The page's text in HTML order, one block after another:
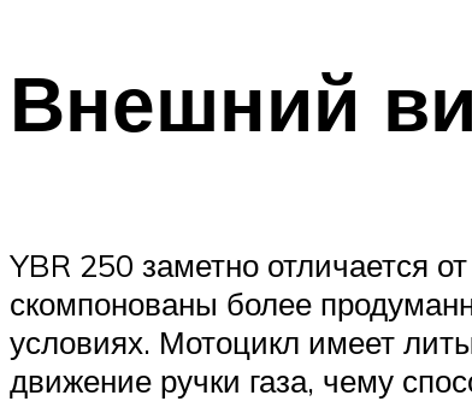
Внешний
YBR 250 заметно отличается
скомпонованы более
условиях. Мотоцикл имеет
движение ручки газа, чему